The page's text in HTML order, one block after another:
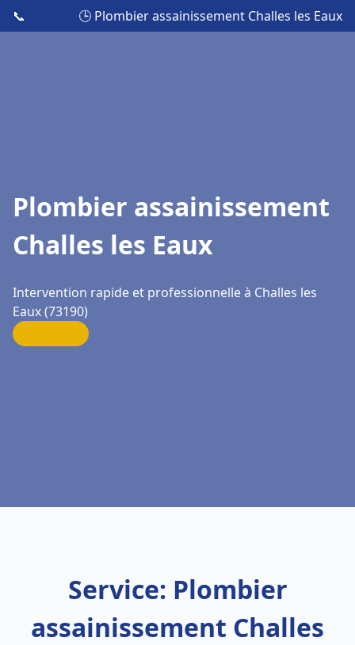
📞 🕒 Plombier assainissement Challes les Eaux
Plombier assainissement
Challes les Eaux
Intervention rapide et professionnelle à Challes les
Eaux (73190)
Service: Plombier
assainissement Challes